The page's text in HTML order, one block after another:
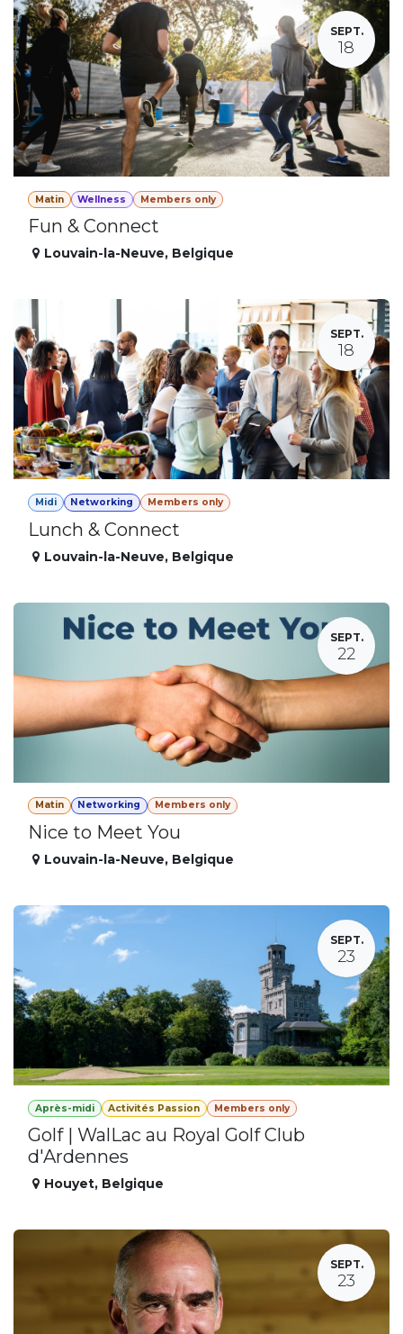
SEPT.
18
Matin Wellness Members only
Fun & Connect
Louvain-la-Neuve, Belgique
SEPT.
18
Midi Networking Members only
Lunch & Connect
Louvain-la-Neuve, Belgique
SEPT.
22
Matin Networking Members only
Nice to Meet You
Louvain-la-Neuve, Belgique
SEPT.
23
Après-midi Activités Passion Members only
Golf | WalLac au Royal Golf Club
d'Ardennes
Houyet, Belgique
SEPT.
23